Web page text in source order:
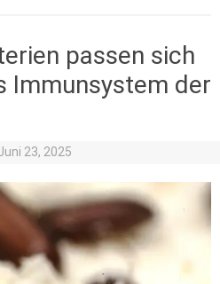
passen sich
Immunsystem der
23, 2025